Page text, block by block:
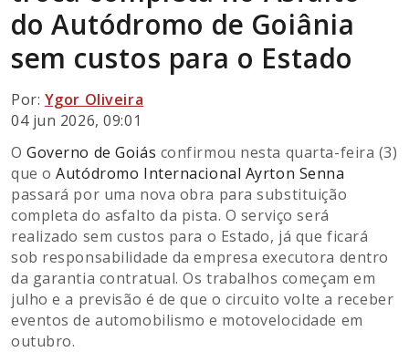
do Autódromo de Goiânia
sem custos para o Estado
Por: Ygor Oliveira
04 jun 2026, 09:01
OGoverno de Goiás confirmou nesta quarta-feira (3)
que oAutódromo Internacional Ayrton Senna
passará por uma nova obra para substituição
completa do asfalto da pista. O serviço será
realizado sem custos para o Estado, já que ficará
sob responsabilidade da empresa executora dentro
da garantia contratual. Os trabalhos começam em
julho e a previsão é de que o circuito volte a receber
eventos de automobilismo e motovelocidade em
outubro.